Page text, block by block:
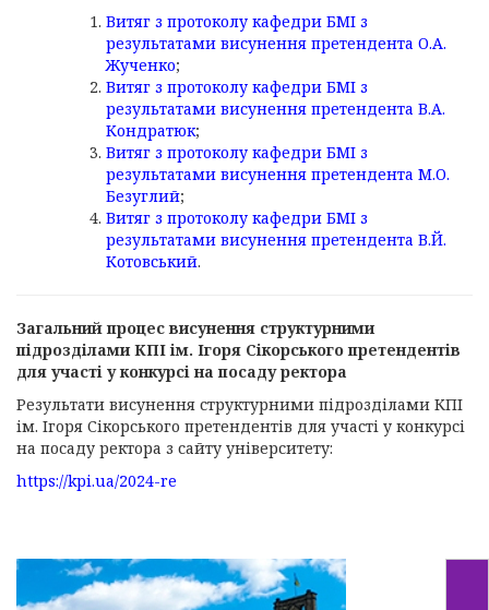
Витяг з протоколу кафедри БМІ з
результатами висунення претендента О.А.
Жученко;
Витяг з протоколу кафедри БМІ з
результатами висунення претендента В.А.
Кондратюк;
Витяг з протоколу кафедри БМІ з
результатами висунення претендента М.О.
Безуглий;
Витяг з протоколу кафедри БМІ з
результатами висунення претендента В.Й.
Котовський.
Загальний процесвисунення структурними
підрозділами КПІ ім. Ігоря Сікорського претендентів
для участі у конкурсі на посаду ректора
Результати висунення структурними підрозділами КПІ
ім. Ігоря Сікорського претендентів для участі у конкурсі
на посаду ректора з сайту університету:
https://kpi.ua/2024-re